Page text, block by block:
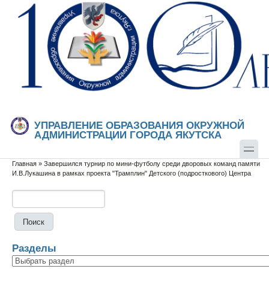
Перейти к основному содержанию
Skip to search
УПРАВЛЕНИЕ ОБРАЗОВАНИЯ ОКРУЖНОЙ
АДМИНИСТРАЦИИ ГОРОДА ЯКУТСКА
Вы здесь
Главная » Завершился турнир по мини-футболу среди дворовых команд памяти
И.В.Лукашина в рамках проекта "Трамплин" Детского (подросткового) Центра
Разделы